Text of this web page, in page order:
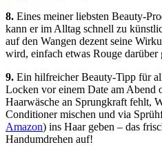
8. Eines meiner liebsten Beauty-
kann er im Alltag schnell zu
auf den Wangen dezent seine
wird, einfach etwas Rouge darüber
9. Ein hilfreicher Beauty-Tipp für
Locken vor einem Date am Abend
Haarwäsche an Sprungkraft fehlt,
Conditioner mischen und via
Amazon) ins Haar geben – das
Handumdrehen auf!